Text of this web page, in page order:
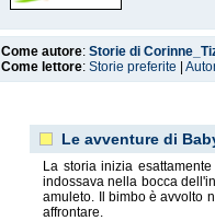
Come autore:Storie di
Come lettore:Storie preferite |
Le avventure di
La storia inizia
indossava nella bocca
amuleto. Il bimbo è avvolto
affrontare.